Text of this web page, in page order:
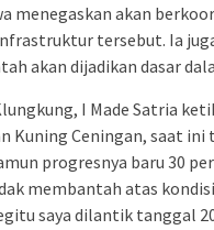
menegaskan akan
tersebut. Ia
akan dijadikan dasar
I Made Satria
Kuning Ceningan, saat ini
progresnya baru 30
membantah atas
saya dilantik tanggal